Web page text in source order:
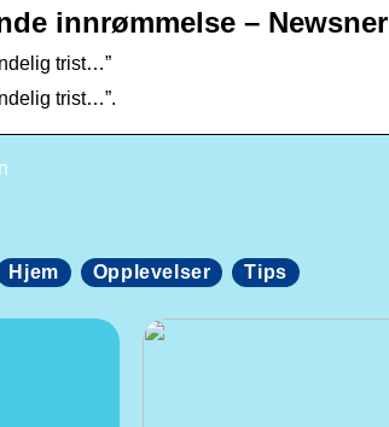
innrømmelse – Newsner
trist…”
trist…”.
Hjem Opplevelser Tips